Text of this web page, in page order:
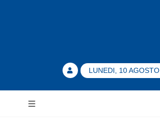
LUNEDI, 10 AGOSTO